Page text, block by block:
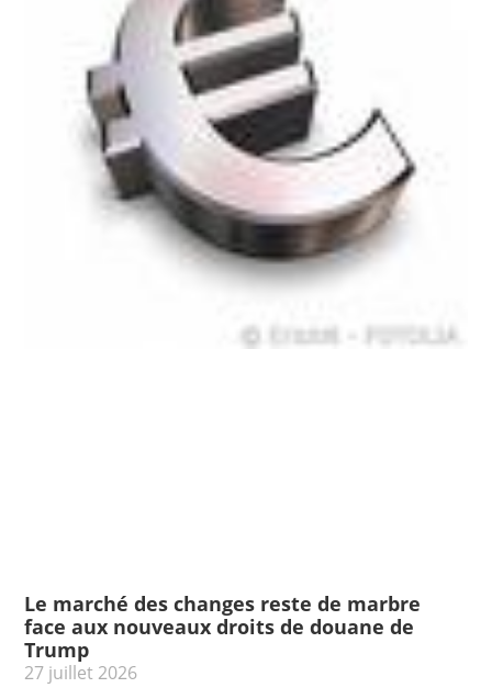
Le marché des changes reste de marbre
face aux nouveaux droits de douane de
Trump
27 juillet 2026